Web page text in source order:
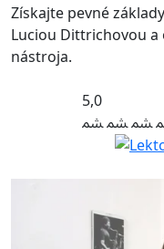
Získajte pevné
Luciou Dittrichovou
nástroja.
5,0